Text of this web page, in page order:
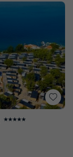
★★★★★